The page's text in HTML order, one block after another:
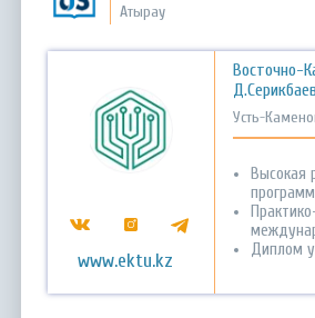
Атырау
www.ektu.kz
Восточно-
Усть-
Высокая
Диплом